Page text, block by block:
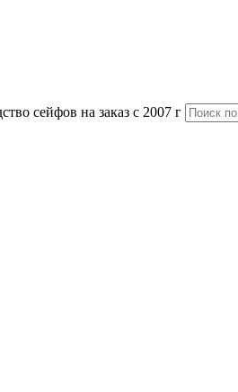
сейфов на заказ с 2007 г